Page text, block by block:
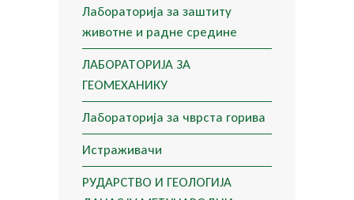
Лабораторија за заштиту
животне и радне средине
ЛАБОРАТОРИЈА ЗА
ГЕОМЕХАНИКУ
Лабораторија за чврста горива
Истраживачи
РУДАРСТВО И ГЕОЛОГИЈА